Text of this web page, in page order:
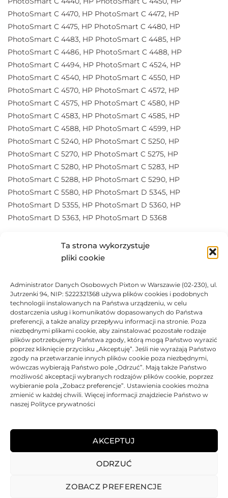
Ta strona wykorzystuje
pliki cookie
Administrator Danych Osobowych Pixton w Warszawie (02-230), ul.
Jutrzenki 94, NIP: 5222321368 używa plików cookies i podobnych
technologii instalowanych na Państwa urządzeniu, w celu
dostarczenia usług i komunikatów dopasowanych do Państwa
preferencji, a także analizy przepływu informacji na stronie. Poza
niezbędnymi plikami cookie, aby zainstalować pozostałe rodzaje
plików potrzebujemy Państwa zgody, którą mogą Państwo wyrazić
poprzez kliknięcie przycisku „Akceptuję”. Jeśli nie wyrażają Państwo
zgody na przetwarzanie innych plików cookie poza niezbędnymi,
wówczas wybierają Państwo pole „Odrzuć”. Mają także Państwo
możliwość akceptacji wybranych rodzajów plików cookie, poprzez
wybieranie pola „Zobacz preferencje”. Ustawienia cookies można
zmienić w każdej chwili. Więcej informacji znajdziecie Państwo w
naszej Polityce prywatności
AKCEPTUJ
ODRZUĆ
ZOBACZ PREFERENCJE
PhotoSmart C 4470, HP PhotoSmart C 4472, HP
PhotoSmart C 4475, HP PhotoSmart C 4480, HP
PhotoSmart C 4483, HP PhotoSmart C 4485, HP
PhotoSmart C 4486, HP PhotoSmart C 4488, HP
PhotoSmart C 4494, HP PhotoSmart C 4524, HP
PhotoSmart C 4540, HP PhotoSmart C 4550, HP
PhotoSmart C 4570, HP PhotoSmart C 4572, HP
PhotoSmart C 4575, HP PhotoSmart C 4580, HP
PhotoSmart C 4583, HP PhotoSmart C 4585, HP
PhotoSmart C 4588, HP PhotoSmart C 4599, HP
PhotoSmart C 5240, HP PhotoSmart C 5250, HP
PhotoSmart C 5270, HP PhotoSmart C 5275, HP
PhotoSmart C 5280, HP PhotoSmart C 5283, HP
PhotoSmart C 5288, HP PhotoSmart C 5290, HP
PhotoSmart C 5580, HP PhotoSmart D 5345, HP
PhotoSmart D 5355, HP PhotoSmart D 5360, HP
PhotoSmart D 5363, HP PhotoSmart D 5368
Czarny tusz oryginalny do drukarek HP.
Wydajność 1000 str. A4 przy 5% pokryciu.
Korzystanie z oryginalnych tuszy producenta HP
gwarantuje najwyższą jakość wydruków.
Gwarancja 12 miesięcy.
DANE TECHNICZNE
KOMPATYBILNOŚĆ
PRODUKTY POWIĄZANE
KOSZTY DOSTAWY